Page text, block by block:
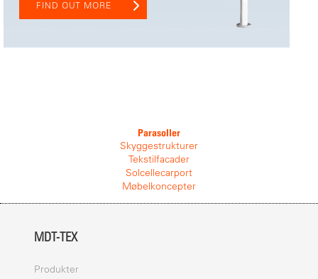
FIND OUT MORE
Parasoller
Skyggestrukturer
Tekstilfacader
Solcellecarport
Møbelkoncepter
MDT-TEX
Produkter